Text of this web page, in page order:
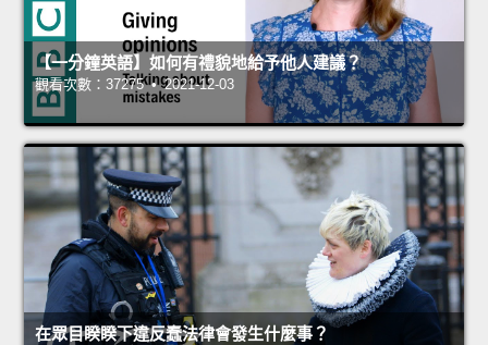
【一分鐘英語】如何有禮貌地給予他人建議？
觀看次數：37275 • 2021-12-03
在眾目睽睽下違反蠢法律會發生什麼事？